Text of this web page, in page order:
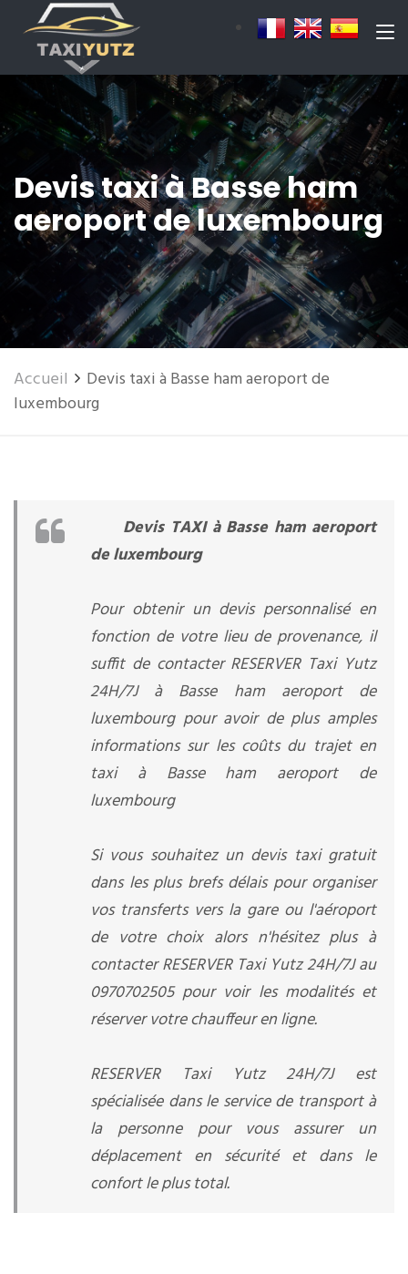
Devis taxi à Basse ham
aeroport de luxembourg
Accueil
Devis taxi à Basse ham aeroport de
luxembourg
Devis TAXI à Basse ham aeroport
de luxembourg
Pour obtenir un devis personnalisé en
fonction de votre lieu de provenance, il
suffit de contacter RESERVER Taxi Yutz
24H/7J à Basse ham aeroport de
luxembourg pour avoir de plus amples
informations sur les coûts du trajet en
taxi à Basse ham aeroport de
luxembourg
Si vous souhaitez un devis taxi gratuit
dans les plus brefs délais pour organiser
vos transferts vers la gare ou l'aéroport
de votre choix alors n'hésitez plus à
contacter RESERVER Taxi Yutz 24H/7J au
0970702505 pour voir les modalités et
réserver votre chauffeur en ligne.
RESERVER Taxi Yutz 24H/7J est
spécialisée dans le service de transport à
la personne pour vous assurer un
déplacement en sécurité et dans le
confort le plus total.